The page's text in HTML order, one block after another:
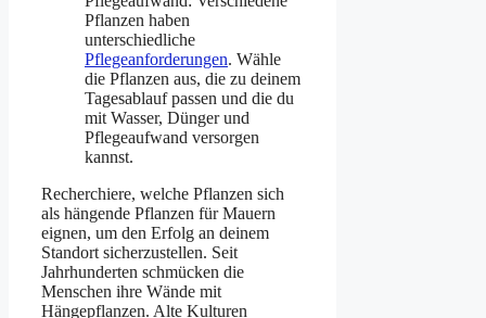
Pflanzen haben
unterschiedliche
Pflegeanforderungen. Wähle
die Pflanzen aus, die zu deinem
Tagesablauf passen und die du
mit Wasser, Dünger und
Pflegeaufwand versorgen
kannst.
Recherchiere, welche Pflanzen sich
als hängende Pflanzen für Mauern
eignen, um den Erfolg an deinem
Standort sicherzustellen. Seit
Jahrhunderten schmücken die
Menschen ihre Wände mit
Hängepflanzen. Alte Kulturen